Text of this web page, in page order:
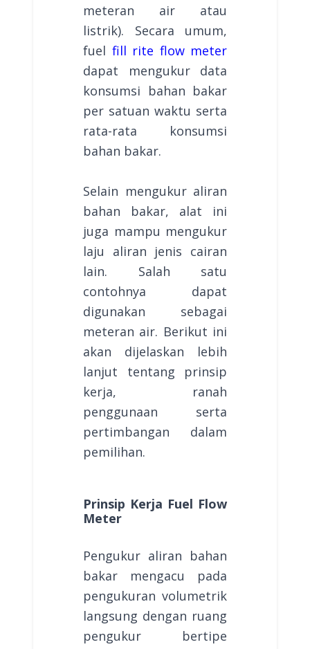
meteran air atau
listrik). Secara umum,
fuel fill rite flow meter
dapat mengukur data
konsumsi bahan bakar
per satuan waktu serta
rata-rata konsumsi
bahan bakar.
Selain mengukur aliran
bahan bakar, alat ini
juga mampu mengukur
laju aliran jenis cairan
lain. Salah satu
contohnya dapat
digunakan sebagai
meteran air. Berikut ini
akan dijelaskan lebih
lanjut tentang prinsip
kerja, ranah
penggunaan serta
pertimbangan dalam
pemilihan.
Prinsip Kerja Fuel Flow
Meter
Pengukur aliran bahan
bakar mengacu pada
pengukuran volumetrik
langsung dengan ruang
pengukur bertipe